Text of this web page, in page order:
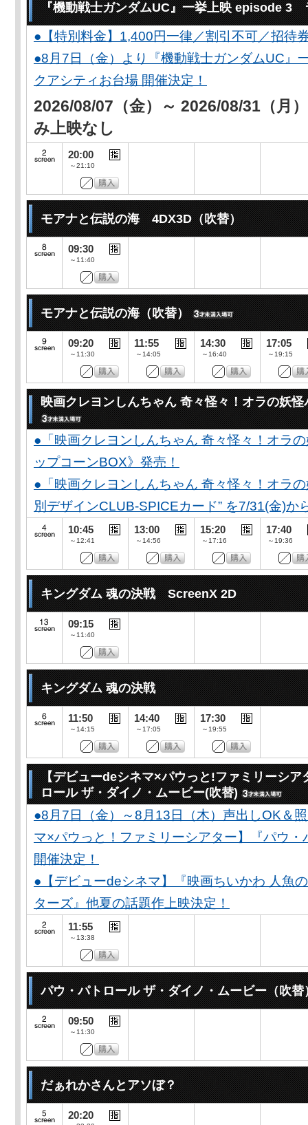
『機動戦士ガンダムUC』一挙上映 episode 3
●【特別料金】1,400円一律／割引不可／招待
●8月7日（金）より『機動戦士ガンダムUC』
クアシティお台場 開催決定！
2026/08/07（金）～ 2026/08/31（月
み上映なし
20:00
～21:10
モアナと伝説の海 4DX3D（吹替）
09:30
～11:40
モアナと伝説の海（吹替）
09:20
～11:30
11:55
～14:05
14:30
～16:40
17:05
～19:15
映画クレヨンしんちゃん 奇々怪々！オラの妖怪
●「映画クレヨンしんちゃん 奇々怪々！オラ
ップコーンBOX》発売！
●「映画クレヨンしんちゃん 奇々怪々！オラ
別デザインCLUB-SPICEカード” を7/31(金)か
10:45
～12:41
13:00
～14:56
15:20
～17:16
17:40
～19:36
キングダム 魂の決戦 ScreenX 2D
09:15
～11:40
キングダム 魂の決戦
11:50
～14:15
14:40
～17:05
17:30
～19:55
【デビューdeシネマ×パウっと!ファミリーシア
ロール ザ・ダイノ・ムービー(吹替)
●8月7日（金）～8月13日（木）声出しOK＆
マ×パウっと！ファミリーシアター】『パウ
開催決定！
●【デビューdeシネマ】『映画ちいかわ 人魚
ターズ』他夏の話題作上映決定！
11:55
～13:38
パウ・パトロール ザ・ダイノ・ムービー（吹替
09:50
～11:30
だぁれかさんとアソぼ？
20:20